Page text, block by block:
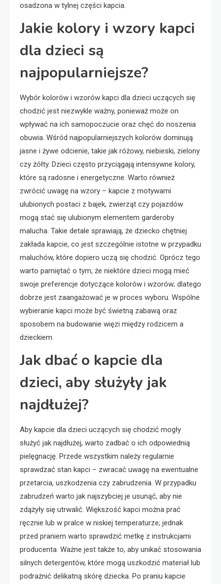
osadzona w tylnej części kapcia.
Jakie kolory i wzory kapci
dla dzieci są
najpopularniejsze?
Wybór kolorów i wzorów kapci dla dzieci uczących się
chodzić jest niezwykle ważny, ponieważ może on
wpływać na ich samopoczucie oraz chęć do noszenia
obuwia. Wśród najpopularniejszych kolorów dominują
jasne i żywe odcienie, takie jak różowy, niebieski, zielony
czy żółty. Dzieci często przyciągają intensywne kolory,
które są radosne i energetyczne. Warto również
zwrócić uwagę na wzory – kapcie z motywami
ulubionych postaci z bajek, zwierząt czy pojazdów
mogą stać się ulubionym elementem garderoby
malucha. Takie detale sprawiają, że dziecko chętniej
zakłada kapcie, co jest szczególnie istotne w przypadku
maluchów, które dopiero uczą się chodzić. Oprócz tego
warto pamiętać o tym, że niektóre dzieci mogą mieć
swoje preferencje dotyczące kolorów i wzorów; dlatego
dobrze jest zaangażować je w proces wyboru. Wspólne
wybieranie kapci może być świetną zabawą oraz
sposobem na budowanie więzi między rodzicem a
dzieckiem.
Jak dbać o kapcie dla
dzieci, aby służyły jak
najdłużej?
Aby kapcie dla dzieci uczących się chodzić mogły
służyć jak najdłużej, warto zadbać o ich odpowiednią
pielęgnację. Przede wszystkim należy regularnie
sprawdzać stan kapci – zwracać uwagę na ewentualne
przetarcia, uszkodzenia czy zabrudzenia. W przypadku
zabrudzeń warto jak najszybciej je usunąć, aby nie
zdążyły się utrwalić. Większość kapci można prać
ręcznie lub w pralce w niskiej temperaturze; jednak
przed praniem warto sprawdzić metkę z instrukcjami
producenta. Ważne jest także to, aby unikać stosowania
silnych detergentów, które mogą uszkodzić materiał lub
podrażnić delikatną skórę dziecka. Po praniu kapcie